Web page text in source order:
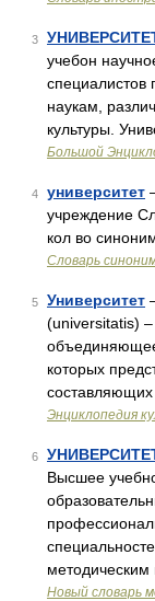
3
учебон
наукам,
культуры.
Большой
4 университет
учреждение
кол во
Словарь
5 Университет
(universitatis) –
объединяющее
которых
составляющих
Энциклопедия
6
Высшее
Новый словарь